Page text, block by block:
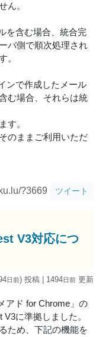
ん。
を含む場合、統合完
バ側で順次処理され
。
ンで作成したメール
む場合、それらは統
す。
のままご利用いただ
?3669 ツイート
V3対応につ
日前) 投稿 | 1494日前 更新
アド for Chrome」の
に準拠しました。
ため、下記の機能を